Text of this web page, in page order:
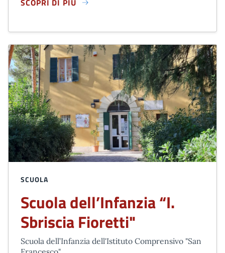
SCOPRI DI PIÙ
POLISPORTIVO "MARTIN LUTER KING"
SCUOLA
Scuola dell’Infanzia “I.
Sbriscia Fioretti"
Scuola dell’Infanzia dell'Istituto Comprensivo "San